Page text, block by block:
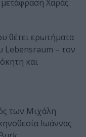
μετάφραση Χαράς
θέτει ερωτήματα
Lebensraum – τον
και
των Μιχάλη
Ιωάννας